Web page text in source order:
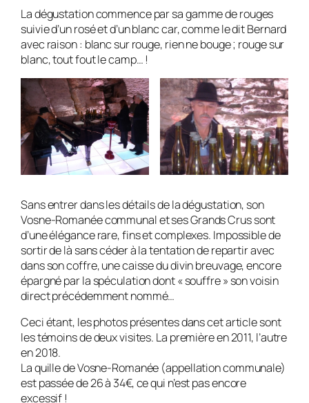
La dégustation commence par sa gamme de rouges
suivie d’un rosé et d’un blanc car, comme le dit Bernard
avec raison : blanc sur rouge, rien ne bouge ; rouge sur
blanc, tout fout le camp… !
Sans entrer dans les détails de la dégustation, son
Vosne-Romanée communal et ses Grands Crus sont
d’une élégance rare, fins et complexes. Impossible de
sortir de là sans céder à la tentation de repartir avec
dans son coffre, une caisse du divin breuvage, encore
épargné par la spéculation dont « souffre » son voisin
direct précédemment nommé…
Ceci étant, les photos présentes dans cet article sont
les témoins de deux visites. La première en 2011, l’autre
en 2018.
La quille de Vosne-Romanée (appellation communale)
est passée de 26 à 34€, ce qui n’est pas encore
excessif !